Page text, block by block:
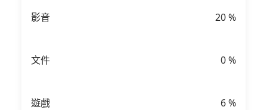
影音 20%
文件 0%
遊戲 6%